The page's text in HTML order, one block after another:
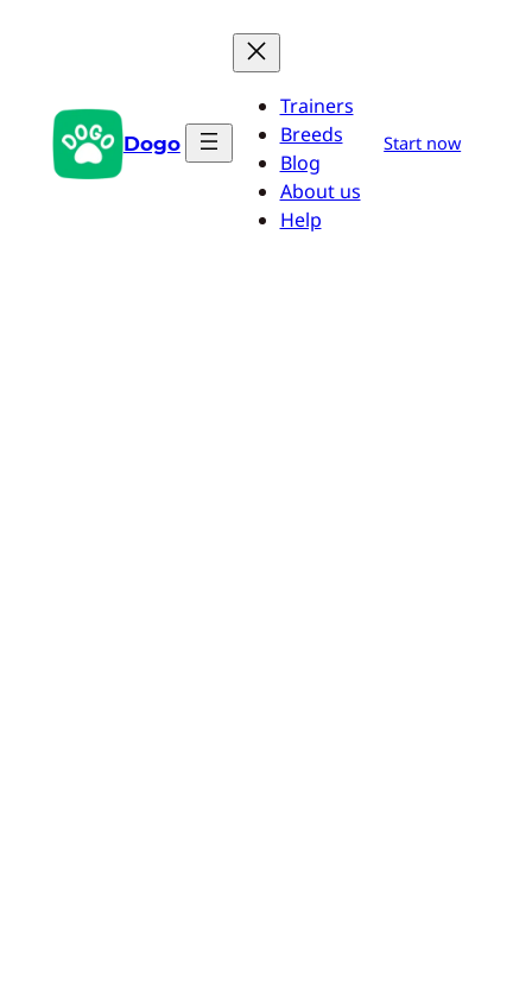
Dogo
Trainers
Breeds
Blog
About us
Help
Start now